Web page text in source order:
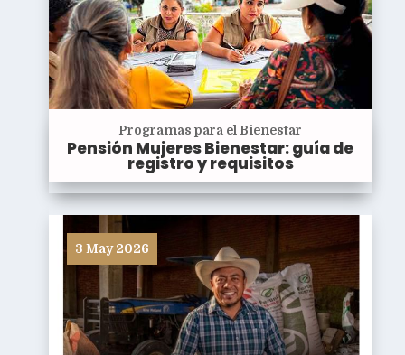
Programas para el Bienestar
Pensión Mujeres Bienestar: guía de
registro y requisitos
3 May 2026